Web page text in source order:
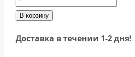
В корзину
Доставка в течении 1-2 дня!